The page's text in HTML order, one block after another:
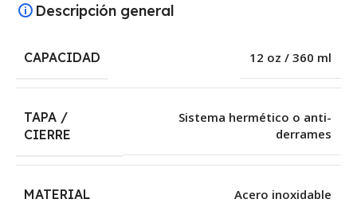
Descripción general
CAPACIDAD 12 oz / 360 ml
TAPA /
CIERRE
Sistema hermético o anti-
derrames
MATERIAL Acero inoxidable